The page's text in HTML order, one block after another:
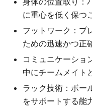
に重心を低く保つ
フットワーク：プ
ための迅速かつ正
コミュニケーショ
中にチームメイト
ラック技術：ボー
をサポートする能